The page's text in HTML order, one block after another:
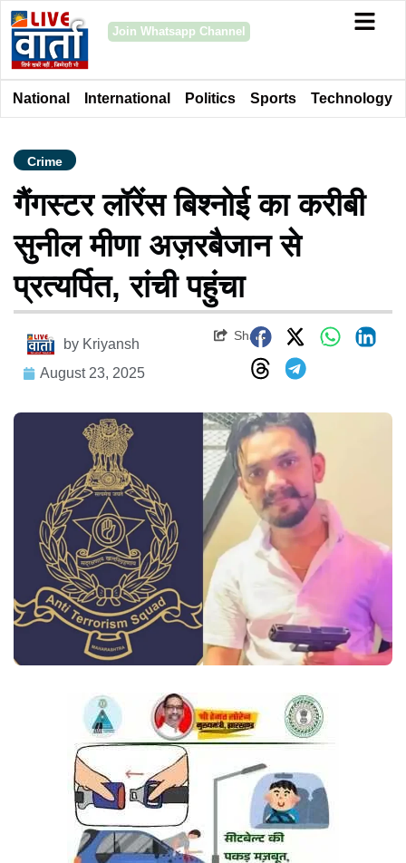
Join Whatsapp Channel
National International Politics Sports Technology
Crime
गैंगस्टर लॉरेंस बिश्नोई का करीबी
सुनील मीणा अज़रबैजान से
प्रत्यर्पित, रांची पहुंचा
by Kriyansh
August 23, 2025
Share